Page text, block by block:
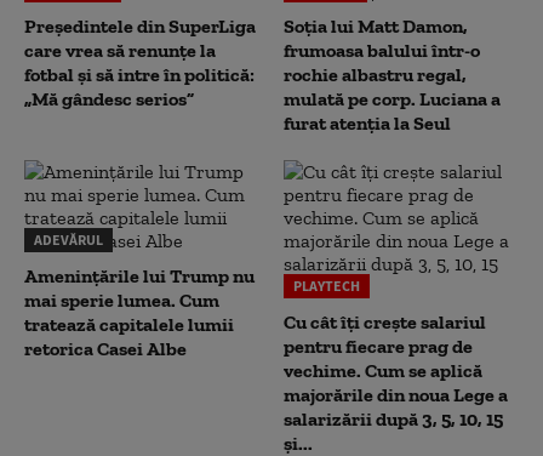
Președintele din SuperLiga
care vrea să renunțe la
fotbal și să intre în politică:
„Mă gândesc serios”
Soția lui Matt Damon,
frumoasa balului într-o
rochie albastru regal,
mulată pe corp. Luciana a
furat atenția la Seul
ADEVĂRUL
Amenințările lui Trump nu
mai sperie lumea. Cum
tratează capitalele lumii
retorica Casei Albe
PLAYTECH
Cu cât îți crește salariul
pentru fiecare prag de
vechime. Cum se aplică
majorările din noua Lege a
salarizării după 3, 5, 10, 15
și...